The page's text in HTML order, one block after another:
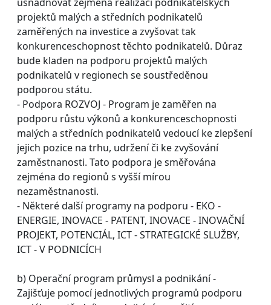
projektů malých a středních podnikatelů
zaměřených na investice a zvyšovat tak
konkurenceschopnost těchto podnikatelů. Důraz
bude kladen na podporu projektů malých
podnikatelů v regionech se soustředěnou
podporou státu.
- Podpora ROZVOJ - Program je zaměřen na
podporu růstu výkonů a konkurenceschopnosti
malých a středních podnikatelů vedoucí ke zlepšení
jejich pozice na trhu, udržení či ke zvyšování
zaměstnanosti. Tato podpora je směřována
zejména do regionů s vyšší mírou
nezaměstnanosti.
- Některé další programy na podporu - EKO -
ENERGIE, INOVACE - PATENT, INOVACE - INOVAČNÍ
PROJEKT, POTENCIÁL, ICT - STRATEGICKÉ SLUŽBY,
ICT - V PODNICÍCH
b) Operační program průmysl a podnikání -
Zajišťuje pomocí jednotlivých programů podporu